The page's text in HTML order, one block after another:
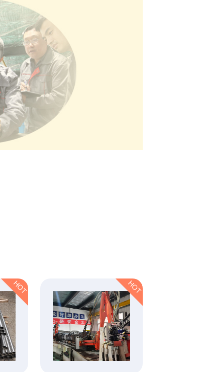
HOT HOT